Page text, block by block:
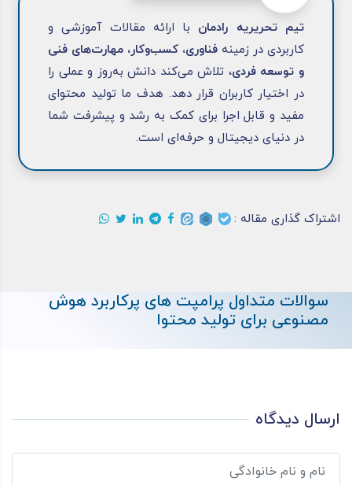
تیم تحریریه رادمان با ارائه مقالات آموزشی و
کاربردی در زمینه فناوری، کسب‌وکار، مهارت‌های فنی
و توسعه فردی، تلاش می‌کند دانش به‌روز و عملی را
در اختیار کاربران قرار دهد. هدف ما تولید محتوای
مفید و قابل اجرا برای کمک به رشد و پیشرفت شما
در دنیای دیجیتال و حرفه‌ای است.
اشتراک گذاری مقاله :
سوالات متداول پرامپت های پرکاربرد هوش
مصنوعی برای تولید محتوا
ارسال دیدگاه